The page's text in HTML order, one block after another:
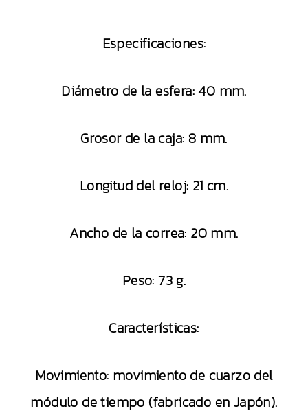
Especificaciones:
Diámetro de la esfera: 40 mm.
Grosor de la caja: 8 mm.
Longitud del reloj: 21 cm.
Ancho de la correa: 20 mm.
Peso: 73 g.
Características:
Movimiento: movimiento de cuarzo del
módulo de tiempo (fabricado en Japón).